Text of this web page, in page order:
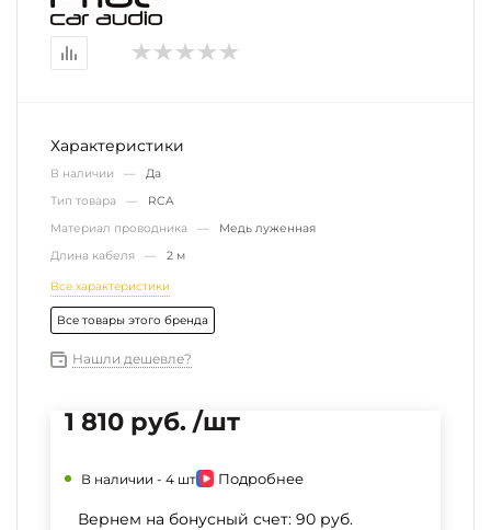
Характеристики
В наличии — Да
Тип товара — RCA
Материал проводника — Медь луженная
Длина кабеля — 2 м
Все характеристики
Все товары этого бренда
Нашли дешевле?
1 810 руб. /шт
В наличии - 4 шт Подробнее
Вернем на бонусный счет: 90 руб.